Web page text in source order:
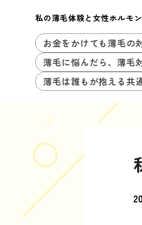
私の薄毛体験と女性ホルモ
お金をかけても薄毛の
薄毛に悩んだら、薄毛
薄毛は誰もが抱える共